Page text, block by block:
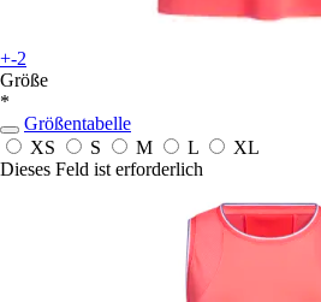
+-2
Größe
*
Größentabelle
XS
S M L
XL
Dieses Feld ist erforderlich